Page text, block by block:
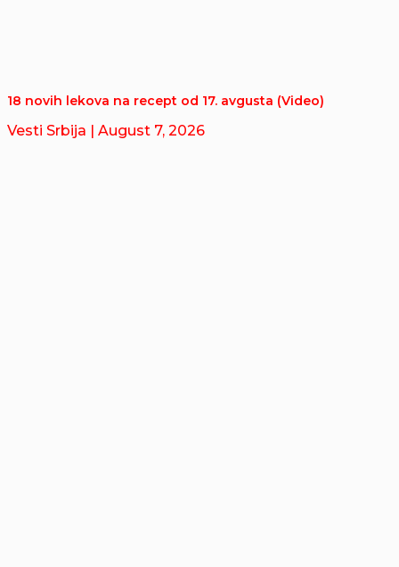
18 novih lekova na recept od 17. avgusta (Video)
Vesti Srbija | August 7, 2026